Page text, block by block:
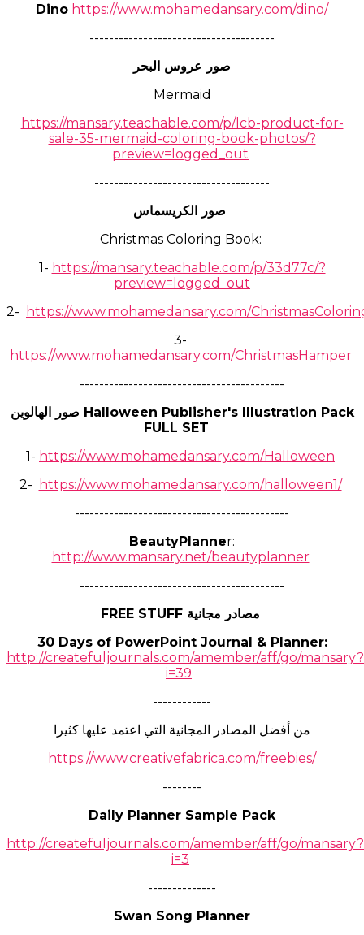
Dino https://www.mohamedansary.com/dino/
--------------------------------------
صور عروس البحر
Mermaid
https://mansary.teachable.com/p/lcb-product-for-
sale-35-mermaid-coloring-book-photos/?
preview=logged_out
------------------------------------
Christmas Coloring Book:
1- https://mansary.teachable.com/p/33d77c/?
preview=logged_out
2-
https://www.mohamedansary.com/
3-
https://www.mohamedansary.com/ChristmasHamper
------------------------------------------
صور الهالوين Halloween Publisher's Illustration Pack
FULL SET
1- https://www.mohamedansary.com/Halloween
2-
https://www.mohamedansary.com/halloween1/
--------------------------------------------
BeautyPlanner:
http://www.mansary.net/beautyplanner
------------------------------------------
30 Days of PowerPoint Journal & Planner:
http://createfuljournals.com/amember/aff/go/mansary?
i=39
------------
من أفضل المصادر المجانية التي اعتمد عليها كثيرا
https://www.creativefabrica.com/freebies/
--------
Daily Planner Sample Pack
http://createfuljournals.com/amember/aff/go/mansary?
i=3
--------------
Swan Song Planner